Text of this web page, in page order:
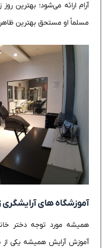
آرام ارائه می‌شود؛ بهترین
مسلماً او مستحق بهترین
آموزشگاه های آرایشگری
همیشه مورد توجه دختر
آموزش آرایش همیشه یکی از